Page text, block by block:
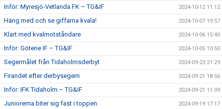
Inför: Myresjö-Vetlanda FK – TG&IF 2024-10-12 11:12
Häng med och se giffarna kvala! 2024-10-07 19:57
Klart med kvalmotståndare 2024-10-06 15:40
Inför: Götene IF – TG&IF 2024-10-05 10:50
Segermålet från Tidaholmsderbyt 2024-09-23 21:29
Firandet efter derbysegern 2024-09-21 18:56
Inför: IFK Tidaholm – TG&IF 2024-09-21 11:09
Juniorerna biter sig fast i toppen 2024-09-19 17:17